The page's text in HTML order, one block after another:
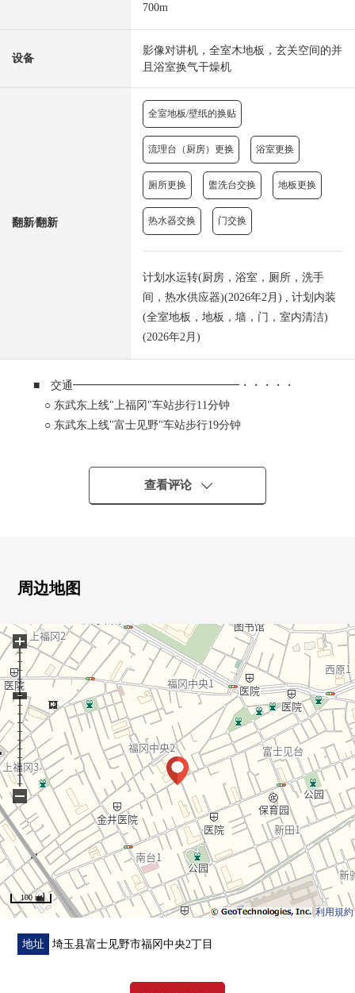
700m
设备
影像对讲机，全室木地板，玄关空间的并
且浴室换气干燥机
翻新⁄翻新
全室地板/壁纸的换贴
流理台（厨房）更换 浴室更换
厕所更换 盥洗台交换 地板更换
热水器交换 门交换
计划水运转(厨房，浴室，厕所，洗手
间，热水供应器)(2026年2月) , 计划内装
(全室地板，地板，墙，门，室内清洁)
(2026年2月)
■ 交通━━━━━━━━━━━━━━━・・・・・
○ 东武东上线"上福冈"车站步行11分钟
○ 东武东上线"富士见野"车站步行19分钟
■ 推荐焦点━━━━━━━━━━━━━━━・・・・・
○ 位于"上福冈""富士见野"车站步行范围以内
○ LDK是宽敞的约18.3张塌塌米
○ 不在时便利的智能快递柜
○ 2025年9月大规模的修理工程实施
○ 2026年2月翻新实施
○ 到购物设施、公园步行范围以内
■ 设备━━━━━━━━━━━━━━━・・・・・
○ 开放式组合厨房
○ 有洗碗机、净水器1具栓
○ 浴室换气干燥暖气时机
○ 有再加热功能的整体卫浴
○ 有监视器的内部对讲机
○ 有全居室收纳
○ 鞋柜
○ 走廊收纳
━━━━━━━━━━━━━━━・・・・・
查看评论
周边地图
利用規約
100 m
+
−
地址 埼玉县富士见野市福冈中央2丁目